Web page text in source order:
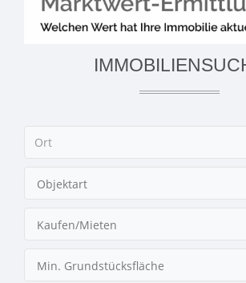
Objektart
Kaufen/Mieten
Min. Grundstücksfläche